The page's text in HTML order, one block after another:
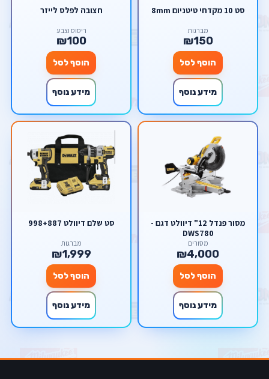
סט 10 מקדחי טיטניום 8mm
מברגות
₪150
הוסף לסל
מידע נוסף
חצובה לפלס לייזר
ריסוס וצבע
₪100
הוסף לסל
מידע נוסף
מסור פנדל 12" דיוולט דגם -
DWS780
מסורים
₪4,000
הוסף לסל
מידע נוסף
סט שלם דיוולט 998+887
מברגות
₪1,999
הוסף לסל
מידע נוסף